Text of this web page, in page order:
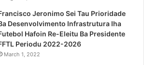
Jeronimo Sei Tau Prioridade
Desenvolvimento Infrastrutura Iha
Hafoin Re-Eleitu Ba Presidente
Periodu 2022-2026
March 1, 2022